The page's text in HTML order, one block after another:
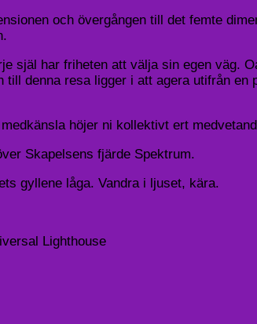
och övergången till det femte
själ har friheten att välja sin egen väg.
denna resa ligger i att agera utifrån
höjer ni kollektivt ert
Skapelsens fjärde Spektrum.
gyllene låga. Vandra i ljuset, kära.
Lighthouse